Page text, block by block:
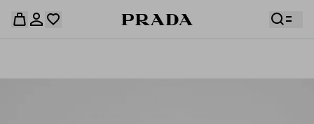
قائمة أمنياتك فارغة. استكشفوا المجموعات، واحفظوا